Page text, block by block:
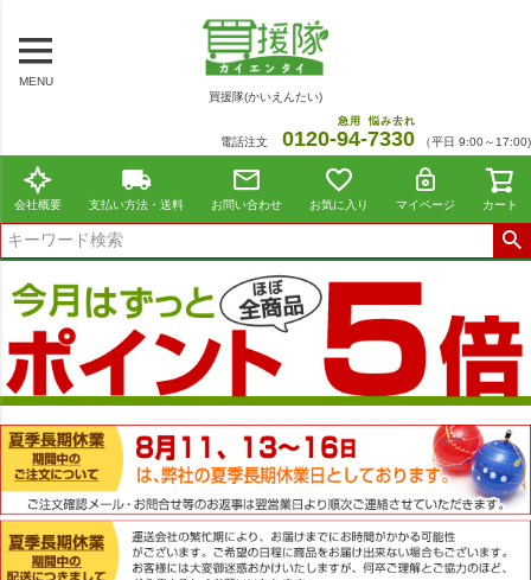
MENU
買援隊(かいえんたい)
電話注文 0120-94
急用
-7330
悩み去れ
（平日 9:00～17:00)
会社概要 支払い方法・送料 お問い合わせ お気に入り マイページ カート